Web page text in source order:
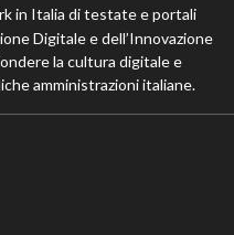
in Italia di testate e portali
Digitale e dell’Innovazione
la cultura digitale e
amministrazioni italiane.